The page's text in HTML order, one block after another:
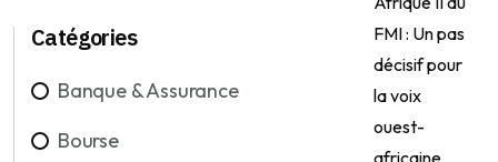
Catégories
Banque & Assurance
Bourse